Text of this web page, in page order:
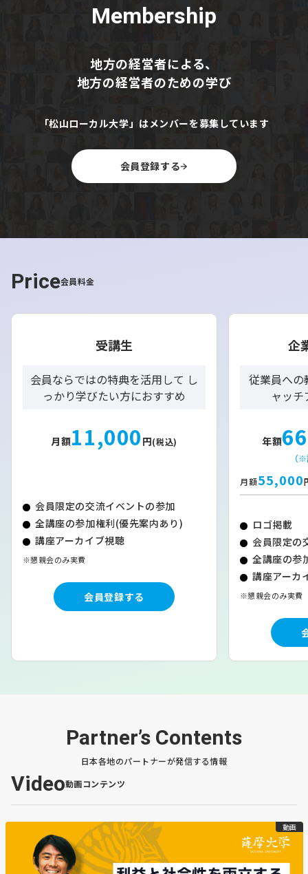
力隊が活動を行っています。
今はこの優れた池田町の環境の中で、自らの手で新たな林
業の取り組みを学び、将来的なビジョンを共有できるよう
ってチェーンソーで木を切ったり、生きているトドマツを
取り組みなども行っています。
3年間の池田町地域おこし隊としての活動のうち、2年目
いう計画も準備。
域おこしだと考えています。そのため、３年後の独立を見
据えて日々活動しています。」
的に育む。明確なビジョンでチャレン
ジ！
そして林業の他にも、高校生へのお金の教育に関する活動
も進めています。
好きなことを仕事にすることがこれからは当たり前になっ
仕事と収益のバランスを考える時代に入ってい
て、好きなことで稼げなくても、他で賄うことができれ
ば、好きなことができる」という生き方について、若い世
代の人にも想いを伝えたい。そんな想いから池田高校の学
生へお金の教育ができるよう打ち合わせを進めているそう
です。
収入源を複数持つことで、好きなことを仕事にできるチャ
ンスが広がる。森林を育てることで、北海道や次世代の新
たなステータスを生み出す。川瀨さんは明確なビジョンの
もと、【自分の好きなこと】である林業を通してチャレン
この「好きなことを進める」というテーマは、先日行われ
たえぞ財団のイベント「EZOSUMMIT」でもディスカッシ
ョンされています。
＼ぜひこちらもあわせてご覧ください／
https://note.com/ezozaidan/n/n15411309a66f
Membership
地方の経営者による、
地方の経営者のための学び
「松山ローカル大学」はメンバーを募集しています
会員登録する
Price会員料金
受講生
会員ならではの特典を活用して し
っかり学びたい方におすすめ
月額11,000 円(税込)
会員限定の交流イベントの参加
全講座の参加権利(優先案内あり)
講座アーカイブ視聴
※懇親会のみ実費
会員登録する
企
従業員への
ャッ
年額
（
月額55,000
ロゴ掲載
会員限定の
全講座の参
講座アーカ
※懇親会のみ実費
Partner’s Contents
日本各地のパートナーが発信する情報
Video動画コンテンツ
動画